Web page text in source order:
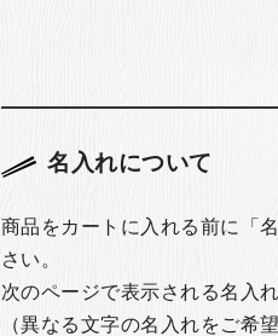
名入れについて
商品をカートに入れる前に「
さい。
次のページで表示される名入
（異なる文字の名入れをご希